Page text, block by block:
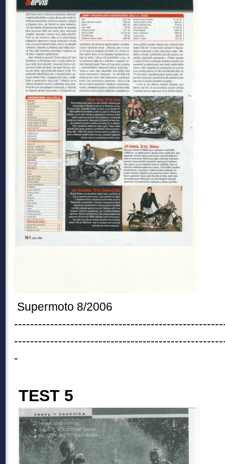
Supermoto 8/2006
-
TEST 5